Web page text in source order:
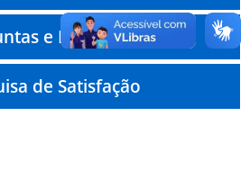
e Respostas
de Satisfação